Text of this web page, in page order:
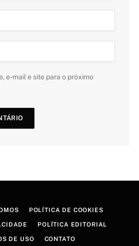
e-mail e site para o próximo
POLÍTICA DE COOKIES
POLÍTICA EDITORIAL
DE USO CONTATO